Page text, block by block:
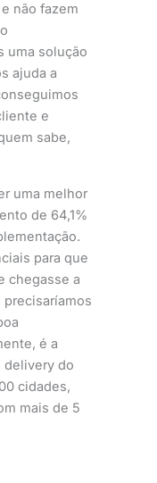
não fazem
uma solução
ajuda a
e
sabe,
uma melhor
de 64,1%
para que
chegasse a
precisaríamos
é a
delivery do
cidades,
mais de 5